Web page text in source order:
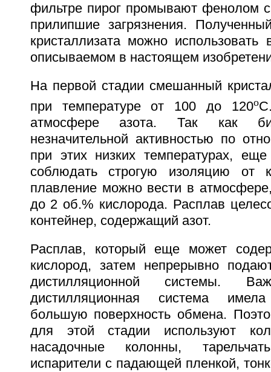
фильтре пирог промывают фенолом
прилипшие загрязнения.
кристаллизата можно использовать
описываемом в настоящем
На первой стадии смешанный
при температуре от 100 до 120o
атмосфере азота. Так как
незначительной активностью по
при этих низких температурах,
соблюдать строгую изоляцию от
плавление можно вести в
до 2 об.% кислорода. Расплав
контейнер, содержащий азот.
Расплав, который еще может
кислород, затем непрерывно
дистилляционной системы.
дистилляционная система
большую поверхность обмена.
для этой стадии используют
насадочные колонны,
испарители с падающей пленкой,